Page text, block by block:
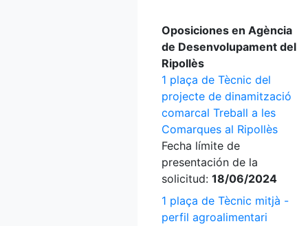
Oposiciones en Agència
de Desenvolupament del
Ripollès
1 plaça de Tècnic del
projecte de dinamització
comarcal Treball a les
Comarques al Ripollès
Fecha límite de
presentación de la
solicitud: 18/06/2024
1 plaça de Tècnic mitjà -
perfil agroalimentari